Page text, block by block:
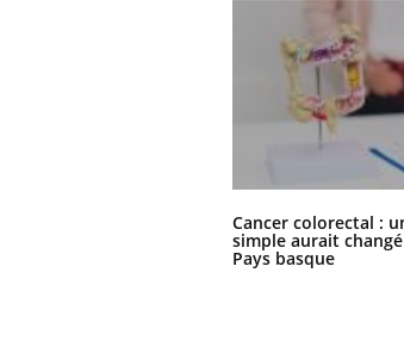
Cancer colorectal :
simple aurait
Pays basque